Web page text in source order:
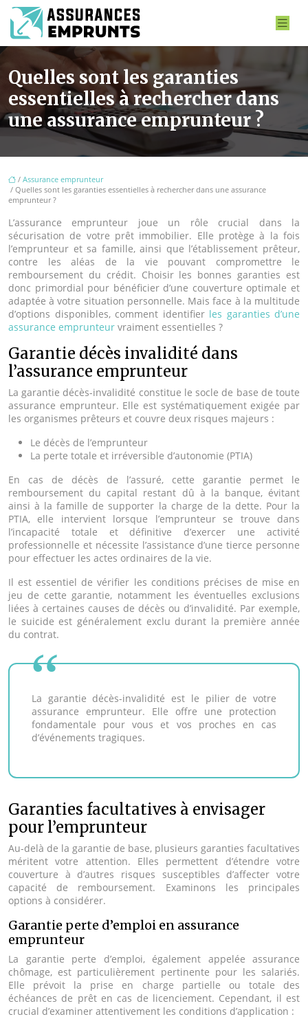
Quelles sont les garanties
essentielles à rechercher dans
une assurance emprunteur ?
/ Assurance emprunteur
/ Quelles sont les garanties essentielles à rechercher dans une assurance
emprunteur ?
L’assurance emprunteur joue un rôle crucial dans la
sécurisation de votre prêt immobilier. Elle protège à la fois
l’emprunteur et sa famille, ainsi que l’établissement prêteur,
contre les aléas de la vie pouvant compromettre le
remboursement du crédit. Choisir les bonnes garanties est
donc primordial pour bénéficier d’une couverture optimale et
adaptée à votre situation personnelle. Mais face à la multitude
d’options disponibles, comment identifier les garanties d’une
assurance emprunteur vraiment essentielles ?
Garantie décès invalidité dans
l’assurance emprunteur
La garantie décès-invalidité constitue le socle de base de toute
assurance emprunteur. Elle est systématiquement exigée par
les organismes prêteurs et couvre deux risques majeurs :
Le décès de l’emprunteur
La perte totale et irréversible d’autonomie (PTIA)
En cas de décès de l’assuré, cette garantie permet le
remboursement du capital restant dû à la banque, évitant
ainsi à la famille de supporter la charge de la dette. Pour la
PTIA, elle intervient lorsque l’emprunteur se trouve dans
l’incapacité totale et définitive d’exercer une activité
professionnelle et nécessite l’assistance d’une tierce personne
pour effectuer les actes ordinaires de la vie.
Il est essentiel de vérifier les conditions précises de mise en
jeu de cette garantie, notamment les éventuelles exclusions
liées à certaines causes de décès ou d’invalidité. Par exemple,
le suicide est généralement exclu durant la première année
du contrat.
La garantie décès-invalidité est le pilier de votre
assurance emprunteur. Elle offre une protection
fondamentale pour vous et vos proches en cas
d’événements tragiques.
Garanties facultatives à envisager
pour l’emprunteur
Au-delà de la garantie de base, plusieurs garanties facultatives
méritent votre attention. Elles permettent d’étendre votre
couverture à d’autres risques susceptibles d’affecter votre
capacité de remboursement. Examinons les principales
options à considérer.
Garantie perte d’emploi en assurance
emprunteur
La garantie perte d’emploi, également appelée assurance
chômage, est particulièrement pertinente pour les salariés.
Elle prévoit la prise en charge partielle ou totale des
échéances de prêt en cas de licenciement. Cependant, il est
crucial d’examiner attentivement les conditions d’application :